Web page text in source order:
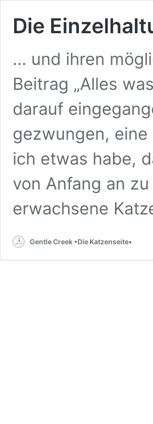
Die
… und ihren
Beitrag „Alles
darauf
gezwungen,
ich etwas habe,
von Anfang an
erwachsene
Gentle Creek •Die Katzenseite•